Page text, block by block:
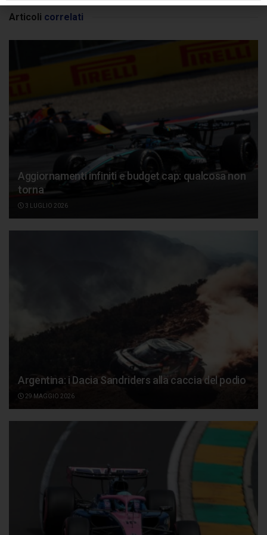
Articoli correlati
Aggiornamenti infiniti e budget cap: qualcosa non
torna
3 LUGLIO 2026
Argentina: i Dacia Sandriders alla caccia del podio
29 MAGGIO 2026